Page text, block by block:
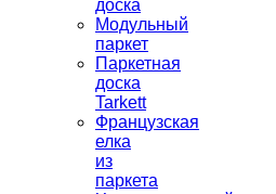
доска
Модульный
паркет
Паркетная
доска
Tarkett
Французская
елка
из
паркета